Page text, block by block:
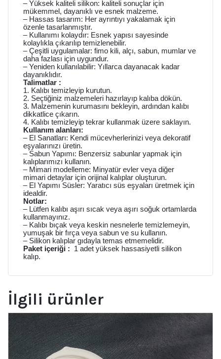
– Yüksek kaliteli silikon: kaliteli sonuçlar için
mükemmel, dayanıklı ve esnek malzeme.
– Hassas tasarım: Her ayrıntıyı yakalamak için
özenle tasarlanmıştır.
– Kullanımı kolaydır: Esnek yapısı sayesinde
kolaylıkla çıkarılıp temizlenebilir.
– Çeşitli uygulamalar: fimo kili, alçı, sabun, mumlar ve
daha fazlası için uygundur.
– Yeniden kullanılabilir: Yıllarca dayanacak kadar
dayanıklıdır.
Talimatlar :
1. Kalıbı temizleyip kurutun.
2. Seçtiğiniz malzemeleri hazırlayıp kalıba dökün.
3. Malzemenin kurumasını bekleyin, ardından kalıbı
dikkatlice çıkarın.
4. Kalıbı temizleyip tekrar kullanmak üzere saklayın.
Kullanım alanları:
– El Sanatları: Kendi mücevherlerinizi veya dekoratif
eşyalarınızı üretin.
– Sabun Yapımı: Benzersiz sabunlar yapmak için
kalıplarımızı kullanın.
– Mimari modelleme: Minyatür evler veya diğer
mimari detaylar için orijinal kalıplar oluşturun.
– El Yapımı Süsler: Yaratıcı süs eşyaları üretmek için
idealdir.
Notlar:
– Lütfen kalıbı aşırı sıcak veya aşırı soğuk ortamlarda
kullanmayınız.
– Kalıbı bıçak veya keskin nesnelerle temizlemeyin,
yumuşak bir fırça veya sabun ve su kullanın.
– Silikon kalıplar gıdayla temas etmemelidir.
Paket içeriği :
1 adet yüksek hassasiyetli silikon
kalıp.
İlgili ürünler